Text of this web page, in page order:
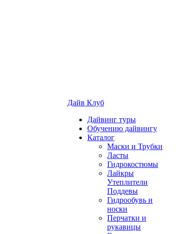
Дайв Клуб
Дайвинг туры
Обучению дайвингу
Каталог
Маски и Трубки
Ласты
Гидрокостюмы
Лайкры
Утеплители
Поддевы
Гидрообувь и
носки
Перчатки и
рукавицы